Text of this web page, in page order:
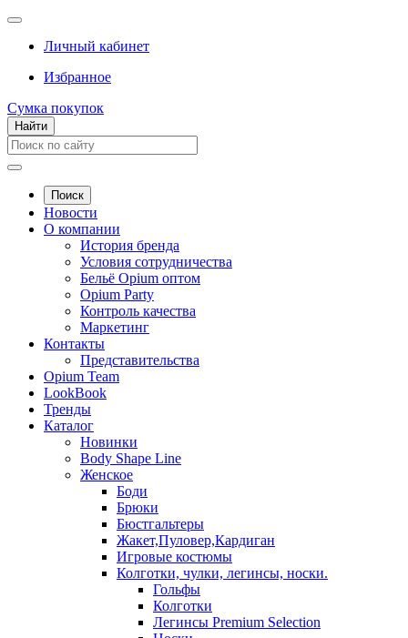
Личный кабинет
Избранное
Сумка покупок
Найти
Поиск
Новости
О компании
История бренда
Условия сотрудничества
Бельё Opium оптом
Opium Party
Контроль качества
Маркетинг
Контакты
Представительства
Opium Team
LookBook
Тренды
Каталог
Новинки
Body Shape Line
Женское
Боди
Брюки
Бюстгальтеры
Жакет,Пуловер,Кардиган
Игровые костюмы
Колготки, чулки, легинсы, носки.
Гольфы
Колготки
Легинсы Premium Selection